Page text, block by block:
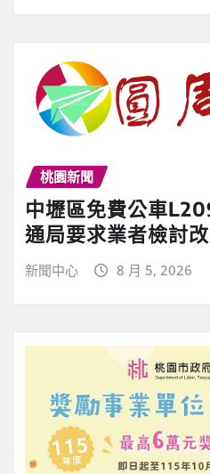
桃園新聞
中壢區免費公車
通局要求業者檢討
新聞中心 8 月 5, 2026